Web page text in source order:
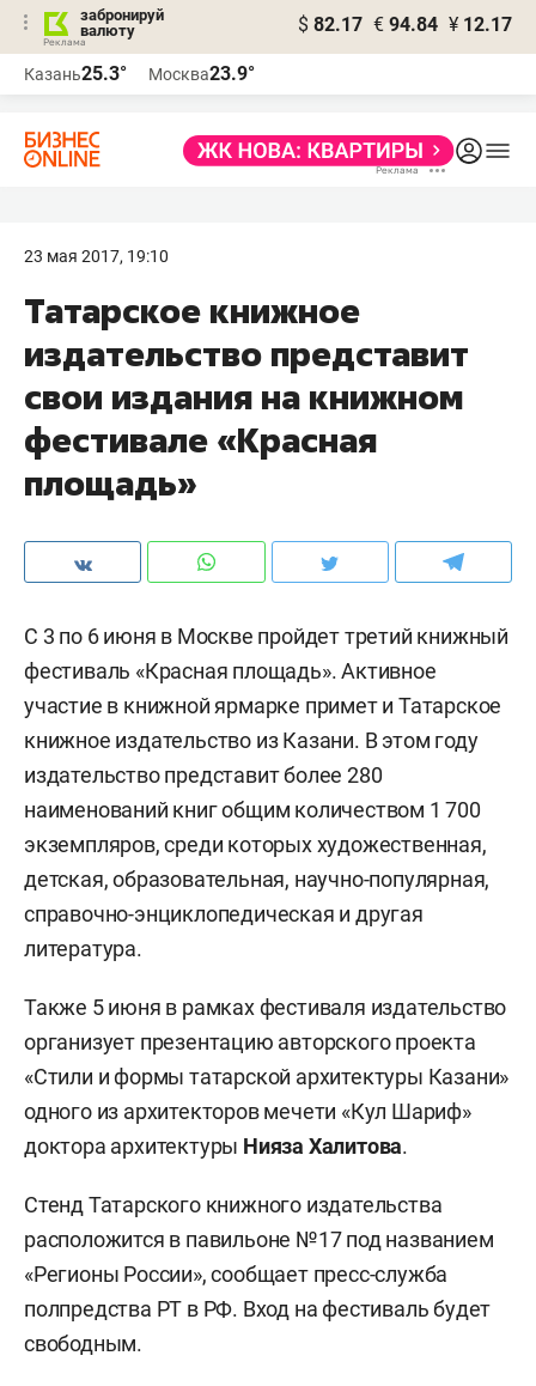
забронируй
валюту
$ 82.17 € 94.84 ¥ 12.17
Казань25.3° Москва23.9°
23 мая 2017, 19:10
Татарское книжное
издательство представит
свои издания на книжном
фестивале «Красная
площадь»
С 3 по 6 июня в Москве пройдет третий книжный
фестиваль «Красная площадь». Активное
участие в книжной ярмарке примет и Татарское
книжное издательство из Казани. В этом году
издательство представит более 280
наименований книг общим количеством 1 700
экземпляров, среди которых художественная,
детская, образовательная, научно-популярная,
справочно-энциклопедическая и другая
литература.
Также 5 июня в рамках фестиваля издательство
организует презентацию авторского проекта
«Стили и формы татарской архитектуры Казани»
одного из архитекторов мечети «Кул Шариф»
доктора архитектуры Нияза Халитова.
Стенд Татарского книжного издательства
расположится в павильоне №17 под названием
«Регионы России», сообщает пресс-служба
полпредства РТ в РФ. Вход на фестиваль будет
свободным.